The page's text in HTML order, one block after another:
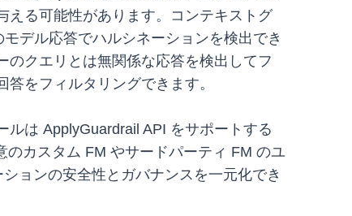
える可能性があります。コンテキストグ
デル応答でハルシネーションを検出でき
のクエリとは無関係な応答を検出してフ
をフィルタリングできます。
は ApplyGuardrail API をサポートする
カスタム FM やサードパーティ FM のユ
ョンの安全性とガバナンスを一元化でき